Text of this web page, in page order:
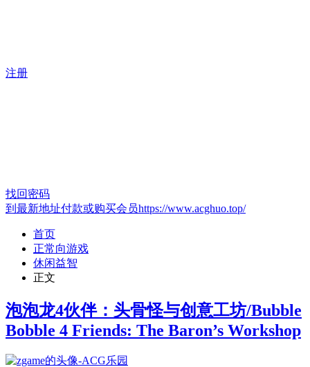
注册
找回密码
到最新地址付款或购买会员https://www.acghuo.top/
首页
正常向游戏
休闲益智
正文
泡泡龙4伙伴：头骨怪与创意工坊/Bubble
Bobble 4 Friends: The Baron’s Workshop